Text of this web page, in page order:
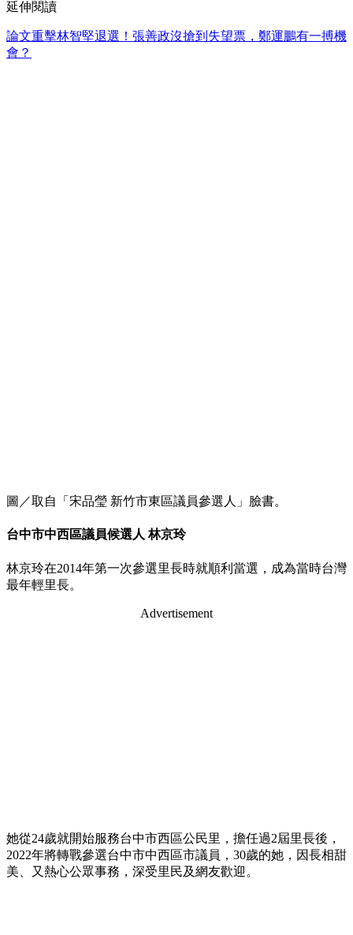
延伸閱讀
論文重擊林智堅退選！張善政沒搶到失望票，鄭運鵬有一搏機
會？
圖／取自「宋品瑩 新竹市東區議員參選人」臉書。
台中市中西區議員候選人 林京玲
林京玲在2014年第一次參選里長時就順利當選，成為當時台灣
最年輕里長。
Advertisement
她從24歲就開始服務台中市西區公民里，擔任過2屆里長後，
2022年將轉戰參選台中市中西區市議員，30歲的她，因長相甜
美、又熱心公眾事務，深受里民及網友歡迎。